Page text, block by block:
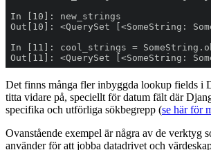
Det finns många fler inbyggda lookup fields i
titta vidare på, speciellt för datum fält där
specifika och utförliga sökbegrepp (se här för
Ovanstående exempel är några av de verktyg
använder för att jobba datadrivet och